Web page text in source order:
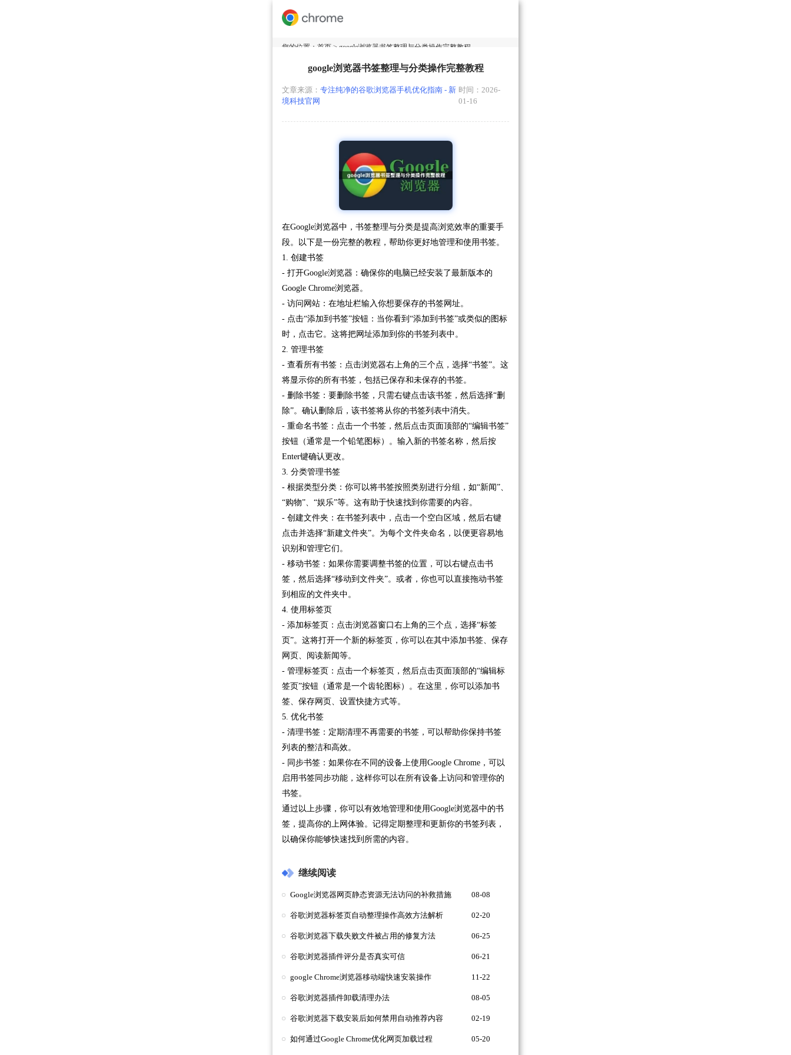
您的位置： 首页 > google浏览器书签整理与分类操作完整教程
google浏览器书签整理与分类操作完整教程
文章来源： 专注纯净的谷歌浏览器手机优化指南 - 新
境科技官网
时间：2026-
01-16
在Google浏览器中，书签整理与分类是提高浏览效率的重要手
段。以下是一份完整的教程，帮助你更好地管理和使用书签。
1. 创建书签
- 打开Google浏览器：确保你的电脑已经安装了最新版本的
Google Chrome浏览器。
- 访问网站：在地址栏输入你想要保存的书签网址。
- 点击“添加到书签”按钮：当你看到“添加到书签”或类似的图标
时，点击它。这将把网址添加到你的书签列表中。
2. 管理书签
- 查看所有书签：点击浏览器右上角的三个点，选择“书签”。这
将显示你的所有书签，包括已保存和未保存的书签。
- 删除书签：要删除书签，只需右键点击该书签，然后选择“删
除”。确认删除后，该书签将从你的书签列表中消失。
- 重命名书签：点击一个书签，然后点击页面顶部的“编辑书签”
按钮（通常是一个铅笔图标）。输入新的书签名称，然后按
Enter键确认更改。
3. 分类管理书签
- 根据类型分类：你可以将书签按照类别进行分组，如“新闻”、
“购物”、“娱乐”等。这有助于快速找到你需要的内容。
- 创建文件夹：在书签列表中，点击一个空白区域，然后右键
点击并选择“新建文件夹”。为每个文件夹命名，以便更容易地
识别和管理它们。
- 移动书签：如果你需要调整书签的位置，可以右键点击书
签，然后选择“移动到文件夹”。或者，你也可以直接拖动书签
到相应的文件夹中。
4. 使用标签页
- 添加标签页：点击浏览器窗口右上角的三个点，选择“标签
页”。这将打开一个新的标签页，你可以在其中添加书签、保存
网页、阅读新闻等。
- 管理标签页：点击一个标签页，然后点击页面顶部的“编辑标
签页”按钮（通常是一个齿轮图标）。在这里，你可以添加书
签、保存网页、设置快捷方式等。
5. 优化书签
- 清理书签：定期清理不再需要的书签，可以帮助你保持书签
列表的整洁和高效。
- 同步书签：如果你在不同的设备上使用Google Chrome，可以
启用书签同步功能，这样你可以在所有设备上访问和管理你的
书签。
通过以上步骤，你可以有效地管理和使用Google浏览器中的书
签，提高你的上网体验。记得定期整理和更新你的书签列表，
以确保你能够快速找到所需的内容。
继续阅读
Google浏览器网页静态资源无法访问的补救措施 08-08
谷歌浏览器标签页自动整理操作高效方法解析 02-20
谷歌浏览器下载失败文件被占用的修复方法 06-25
谷歌浏览器插件评分是否真实可信 06-21
google Chrome浏览器移动端快速安装操作 11-22
谷歌浏览器插件卸载清理办法 08-05
谷歌浏览器下载安装后如何禁用自动推荐内容 02-19
如何通过Google Chrome优化网页加载过程 05-20